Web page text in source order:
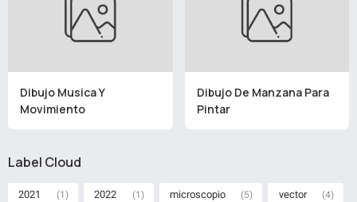
Dibujo Musica Y
Movimiento
Dibujo De Manzana Para
Pintar
Label Cloud
2021 (1) 2022 (1) microscopio (5) vector (4)